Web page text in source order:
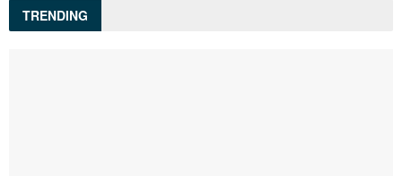
TRENDING